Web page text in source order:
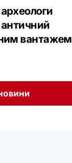
античний
вантажем